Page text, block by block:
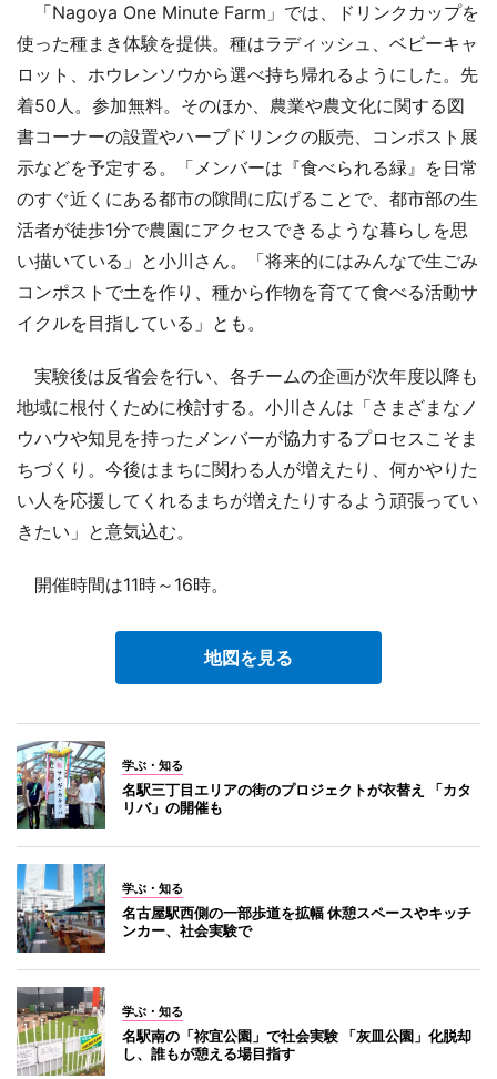
「Nagoya One Minute Farm」では、ドリンクカップを
使った種まき体験を提供。種はラディッシュ、ベビーキャ
ロット、ホウレンソウから選べ持ち帰れるようにした。先
着50人。参加無料。そのほか、農業や農文化に関する図
書コーナーの設置やハーブドリンクの販売、コンポスト展
示などを予定する。「メンバーは『食べられる緑』を日常
のすぐ近くにある都市の隙間に広げることで、都市部の生
活者が徒歩1分で農園にアクセスできるような暮らしを思
い描いている」と小川さん。「将来的にはみんなで生ごみ
コンポストで土を作り、種から作物を育てて食べる活動サ
イクルを目指している」とも。
実験後は反省会を行い、各チームの企画が次年度以降も
地域に根付くために検討する。小川さんは「さまざまなノ
ウハウや知見を持ったメンバーが協力するプロセスこそま
ちづくり。今後はまちに関わる人が増えたり、何かやりた
い人を応援してくれるまちが増えたりするよう頑張ってい
きたい」と意気込む。
開催時間は11時～16時。
地図を見る
学ぶ・知る
名駅三丁目エリアの街のプロジェクトが衣替え 「カタ
リバ」の開催も
学ぶ・知る
名古屋駅西側の一部歩道を拡幅 休憩スペースやキッチ
ンカー、社会実験で
学ぶ・知る
名駅南の「祢宜公園」で社会実験 「灰皿公園」化脱却
し、誰もが憩える場目指す